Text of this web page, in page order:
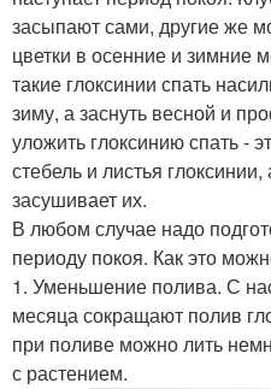
засыпают сами, другие же
цветки в осенние и зимние
такие глоксинии спать
зиму, а заснуть весной и
уложить глоксинию спать -
стебель и листья
засушивает их.
В любом случае надо
периоду покоя. Как это
1. Уменьшение полива. С
месяца сокращают полив
при поливе можно лить
с растением.